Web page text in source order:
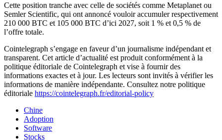
Cette position tranche avec celle de sociétés comme Metaplanet ou
Semler Scientific, qui ont annoncé vouloir accumuler respectivement
210 000 BTC et 105 000 BTC d’ici 2027, soit 1 % et 0,5 % de
l’offre totale.
Cointelegraph s’engage en faveur d’un journalisme indépendant et
transparent. Cet article d’actualité est produit conformément à la
politique éditoriale de Cointelegraph et vise à fournir des
informations exactes et à jour. Les lecteurs sont invités à vérifier les
informations de manière indépendante. Consultez notre politique
éditoriale https://cointelegraph.fr/editorial-policy
Chine
Adoption
Software
Stocks